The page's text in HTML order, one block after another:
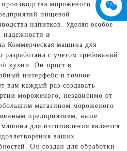
мороженого
пищевой
напитков. Уделяя особое
надежности и
Коммерческая машина для
с учетом требований
кухни. Он прост в
интерфейс и точное
вам каждый раз создавать
мороженого, независимо от
магазином мороженого
предприятием, наше
для изготовления является
ваших
Он создан для обработки